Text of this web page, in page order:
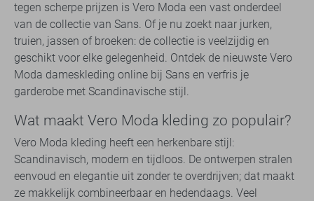
tegen scherpe prijzen is Vero Moda een vast onderdeel
van de collectie van Sans. Of je nu zoekt naar jurken,
truien, jassen of broeken: de collectie is veelzijdig en
geschikt voor elke gelegenheid. Ontdek de nieuwste Vero
Moda dameskleding online bij Sans en verfris je
garderobe met Scandinavische stijl.
Wat maakt Vero Moda kleding zo populair?
Vero Moda kleding heeft een herkenbare stijl:
Scandinavisch, modern en tijdloos. De ontwerpen stralen
eenvoud en elegantie uit zonder te overdrijven; dat maakt
ze makkelijk combineerbaar en hedendaags. Veel